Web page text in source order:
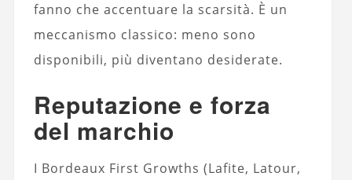
fanno che accentuare la scarsità. È un
meccanismo classico: meno sono
disponibili, più diventano desiderate.
Reputazione e forza
del marchio
I Bordeaux First Growths (Lafite, Latour,